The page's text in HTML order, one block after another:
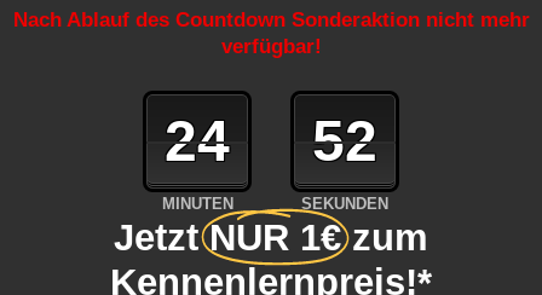
Nach Ablauf des Countdown Sonderaktion nicht mehr
verfügbar!
24
MINUTEN
51
SEKUNDEN
JetztNUR 1€zum
Kennenlernpreis!*